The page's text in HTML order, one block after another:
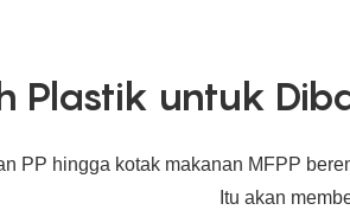
Plastik untuk
PP hingga kotak makanan MFPP
Itu akan